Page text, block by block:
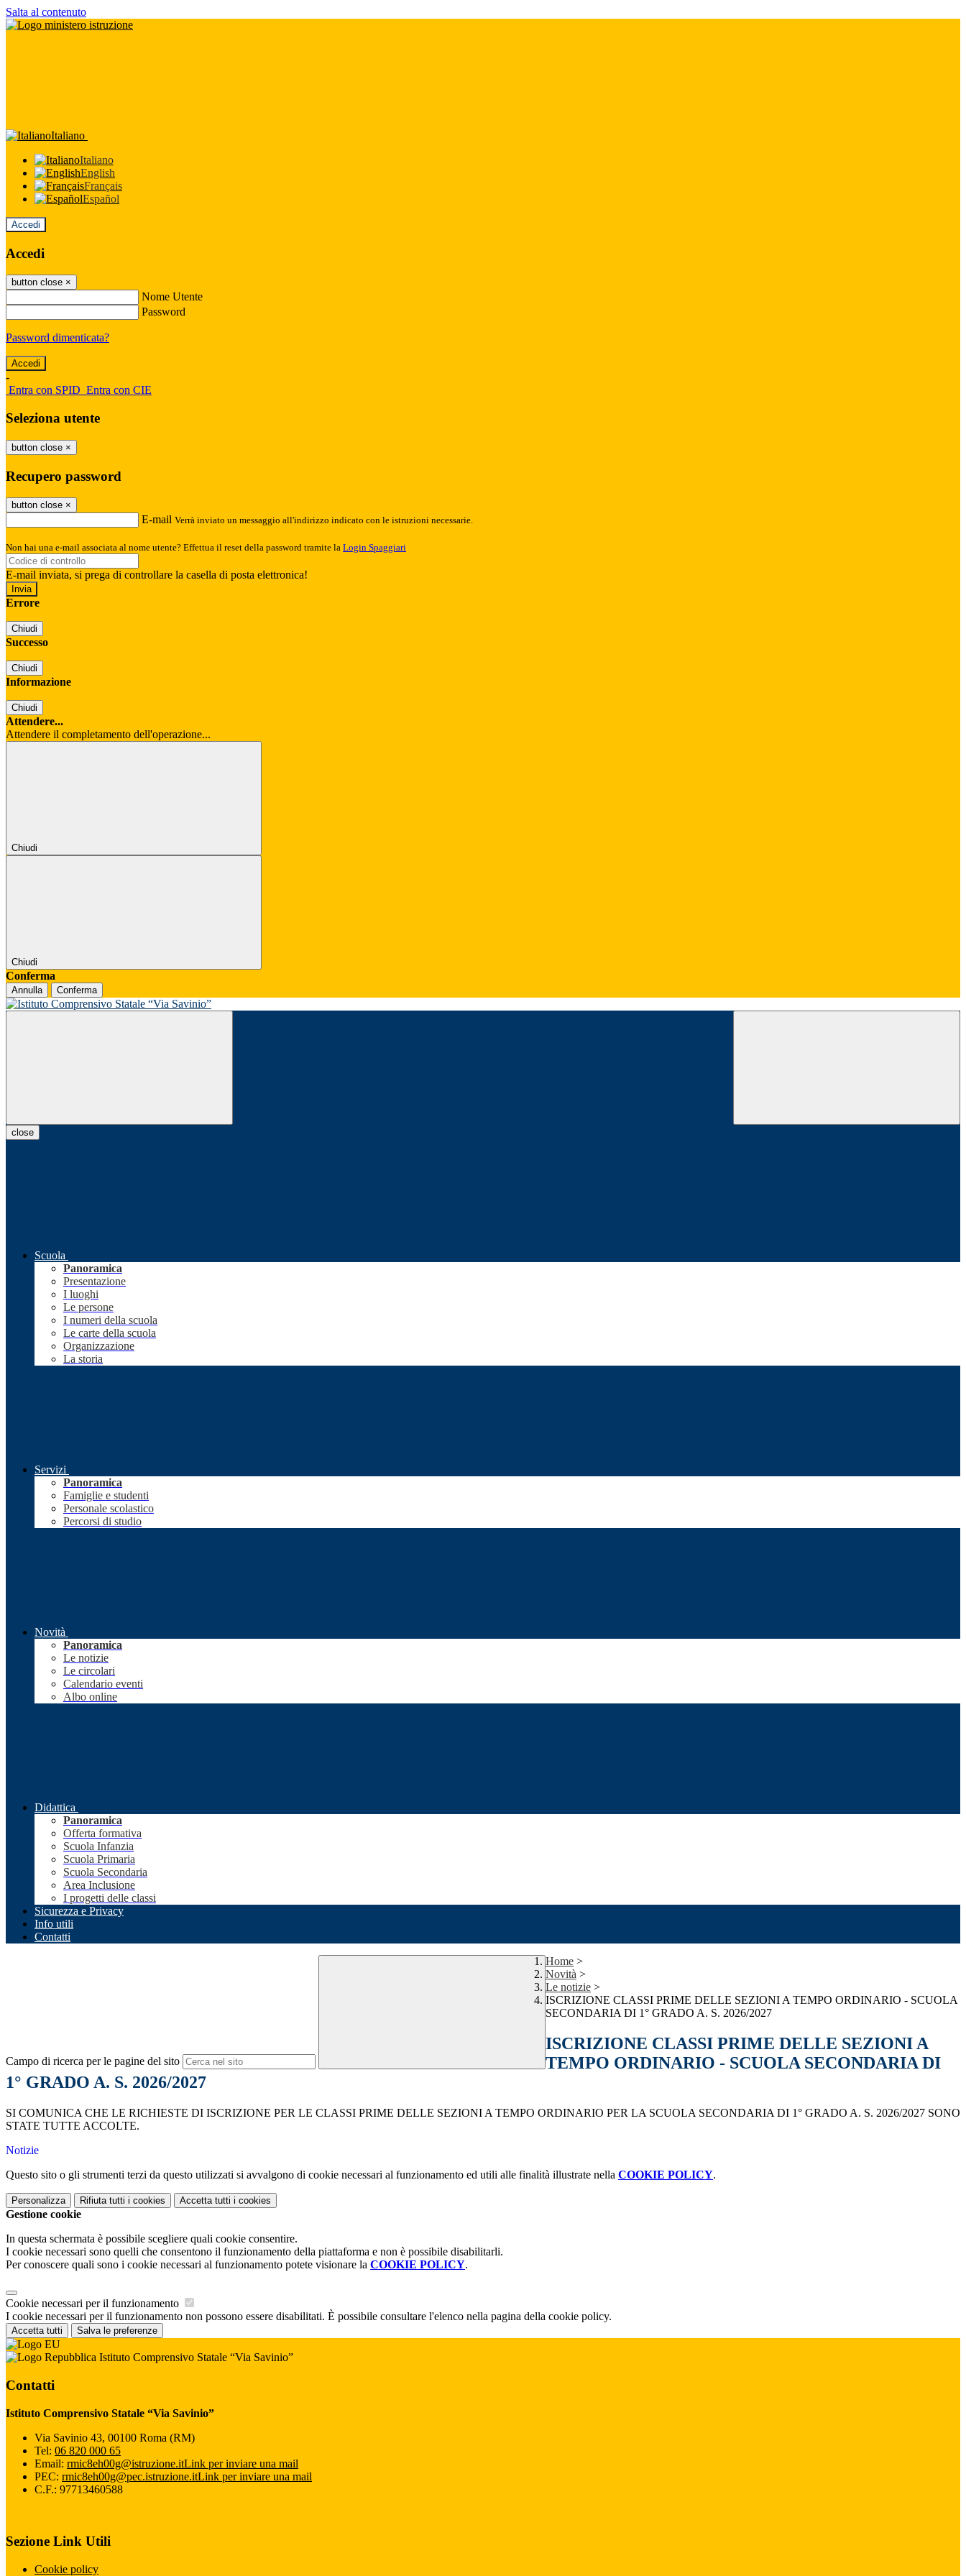
Salta al contenuto
Italiano
Italiano
English
Français
Español
Accedi
Accedi
button close ×
Nome Utente
Password
Password dimenticata?
-
Entra con SPID Entra con CIE
Seleziona utente
button close ×
Recupero password
button close ×
E-mail Verrà inviato un messaggio all'indirizzo indicato con le istruzioni necessarie.
Non hai una e-mail associata al nome utente? Effettua il reset della password tramite la Login Spaggiari
E-mail inviata, si prega di controllare la casella di posta elettronica!
Errore
Chiudi
Successo
Chiudi
Informazione
Chiudi
Attendere...
Attendere il completamento dell'operazione...
Chiudi
Chiudi
Conferma
Annulla Conferma
close
Scuola
Panoramica
Presentazione
I luoghi
Le persone
I numeri della scuola
Le carte della scuola
Organizzazione
La storia
Servizi
Panoramica
Famiglie e studenti
Personale scolastico
Percorsi di studio
Novità
Panoramica
Le notizie
Le circolari
Calendario eventi
Albo online
Didattica
Panoramica
Offerta formativa
Scuola Infanzia
Scuola Primaria
Scuola Secondaria
Area Inclusione
I progetti delle classi
Sicurezza e Privacy
Info utili
Contatti
Campo di ricerca per le pagine del sito
Home >
Novità >
Le notizie >
ISCRIZIONE CLASSI PRIME DELLE SEZIONI A TEMPO ORDINARIO - SCUOLA
SECONDARIA DI 1° GRADO A. S. 2026/2027
ISCRIZIONE CLASSI PRIME DELLE SEZIONI A
TEMPO ORDINARIO - SCUOLA SECONDARIA DI
1° GRADO A. S. 2026/2027
SI COMUNICA CHE LE RICHIESTE DI ISCRIZIONE PER LE CLASSI PRIME DELLE SEZIONI A TEMPO ORDINARIO PER LA SCUOLA SECONDARIA DI 1° GRADO A. S. 2026/2027 SONO
STATE TUTTE ACCOLTE.
Notizie
Questo sito o gli strumenti terzi da questo utilizzati si avvalgono di cookie necessari al funzionamento ed utili alle finalità illustrate nella COOKIE POLICY.
Personalizza Rifiuta tutti i cookies Accetta tutti i cookies
Gestione cookie
In questa schermata è possibile scegliere quali cookie consentire.
I cookie necessari sono quelli che consentono il funzionamento della piattaforma e non è possibile disabilitarli.
Per conoscere quali sono i cookie necessari al funzionamento potete visionare la COOKIE POLICY.
Cookie necessari per il funzionamento
I cookie necessari per il funzionamento non possono essere disabilitati. È possibile consultare l'elenco nella pagina della cookie policy.
Accetta tutti Salva le preferenze
Istituto Comprensivo Statale “Via Savinio”
Contatti
Istituto Comprensivo Statale “Via Savinio”
Via Savinio 43, 00100 Roma (RM)
Tel: 06 820 000 65
Email: rmic8eh00g@istruzione.itLink per inviare una mail
PEC: rmic8eh00g@pec.istruzione.itLink per inviare una mail
C.F.: 97713460588
Sezione Link Utili
Cookie policy